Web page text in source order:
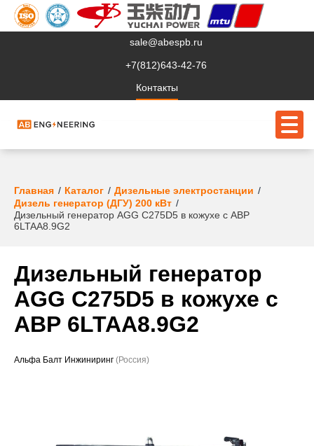
sale@abespb.ru
+7(812)643-42-76
Контакты
О компании
Клиентам
Сервис
Судовое ЭО
Проекты
Главная Каталог
Дизельные электростанции
Дизель генератор (ДГУ) 200 кВт
Дизельный генератор AGG C275D5 в кожухе с АВР
6LTAA8.9G2
Дизельный генератор
AGG C275D5 в кожухе с
АВР 6LTAA8.9G2
Альфа Балт Инжиниринг (Россия)